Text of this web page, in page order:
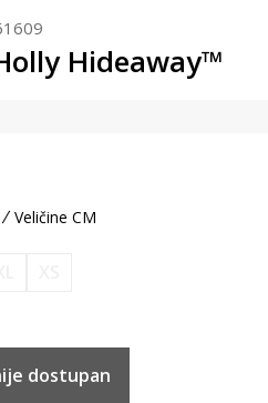
Hideaway™
Veličine CM
dostupan